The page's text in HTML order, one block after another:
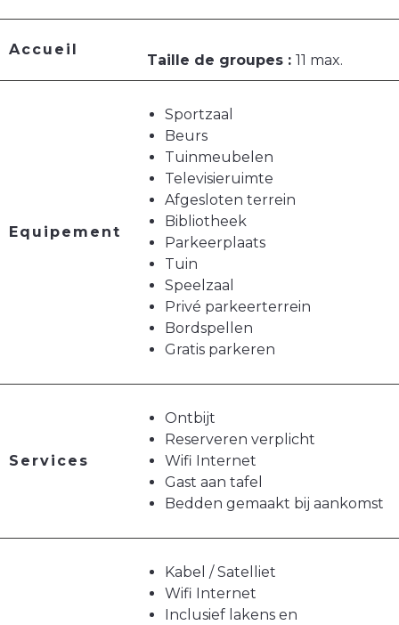
Accueil
Taille de groupes : 11 max.
Equipement
Sportzaal
Beurs
Tuinmeubelen
Televisieruimte
Afgesloten terrein
Bibliotheek
Parkeerplaats
Tuin
Speelzaal
Privé parkeerterrein
Bordspellen
Gratis parkeren
Services
Ontbijt
Reserveren verplicht
Wifi Internet
Gast aan tafel
Bedden gemaakt bij aankomst
Kabel / Satelliet
Wifi Internet
Inclusief lakens en